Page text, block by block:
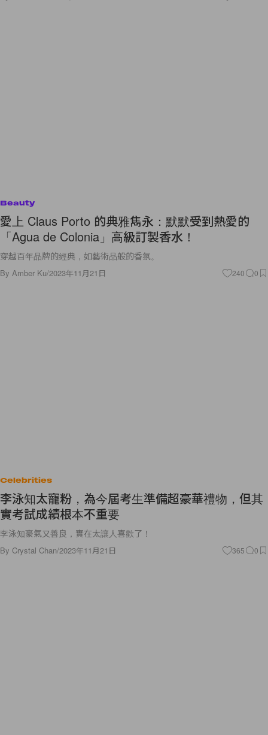
Beauty
愛上 Claus Porto 的典雅雋永：默默受到熱愛的
「Agua de Colonia」高級訂製香水！
穿越百年品牌的經典，如藝術品般的香氛。
By Amber Ku/2023年11月21日 240 0
Celebrities
李泳知太寵粉，為今屆考生準備超豪華禮物，但其
實考試成績根本不重要
李泳知豪氣又善良，實在太讓人喜歡了！
By Crystal Chan/2023年11月21日 365 0